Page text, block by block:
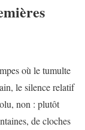
où le tumulte
le silence relatif
non : plutôt
de cloches